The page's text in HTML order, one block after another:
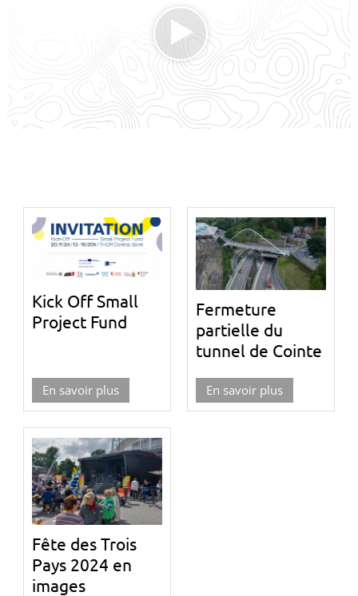
Kick Off Small
Project Fund
En savoir plus
Fermeture
partielle du
tunnel de Cointe
En savoir plus
Fête des Trois
Pays 2024 en
images